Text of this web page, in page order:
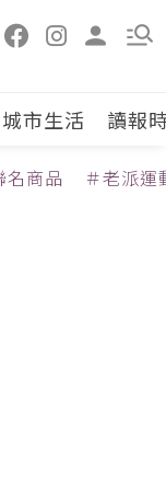
城市生活 讀報
名商品 ＃老派運